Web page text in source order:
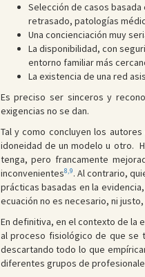
Selección de casos
retrasado, patologías
Una concienciación muy
La disponibilidad, con
entorno familiar más
La existencia de una red
Es preciso ser sinceros y
exigencias no se dan.
Tal y como concluyen los
idoneidad de un modelo u otro.
tenga, pero francamente
inconvenientes8,9. Al contrario,
prácticas basadas en la
ecuación no es necesario, ni
En definitiva, en el contexto de la
al proceso fisiológico de que se
descartando todo lo que
diferentes grupos de